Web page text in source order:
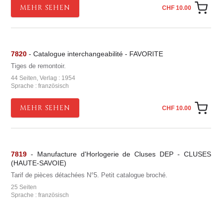
MEHR SEHEN CHF 10.00
7820 - Catalogue interchangeabilité - FAVORITE
Tiges de remontoir.
44 Seiten, Verlag : 1954
Sprache : französisch
MEHR SEHEN CHF 10.00
7819 - Manufacture d'Horlogerie de Cluses DEP - CLUSES
(HAUTE-SAVOIE)
Tarif de pièces détachées N°5. Petit catalogue broché.
25 Seiten
Sprache : französisch